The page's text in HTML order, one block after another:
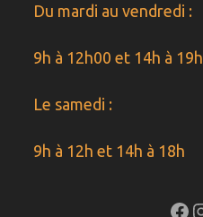
Du mardi au vendredi :
9h à 12h00 et 14h à 19h
Le samedi :
9h à 12h et 14h à 18h